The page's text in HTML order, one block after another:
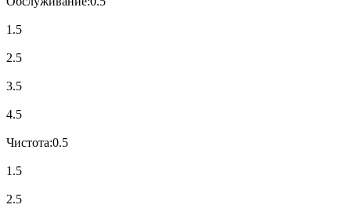
1.5
2.5
3.5
4.5
Чистота:0.5
1.5
2.5